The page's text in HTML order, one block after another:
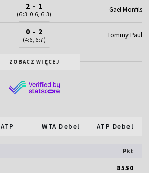
2 - 1
(6:3, 0:6, 6:3)
Gael Monfils
0 - 2
(4:6, 6:7)
Tommy Paul
ZOBACZ WIĘCEJ
ATP WTA Debel ATP Debel
Pkt
8550